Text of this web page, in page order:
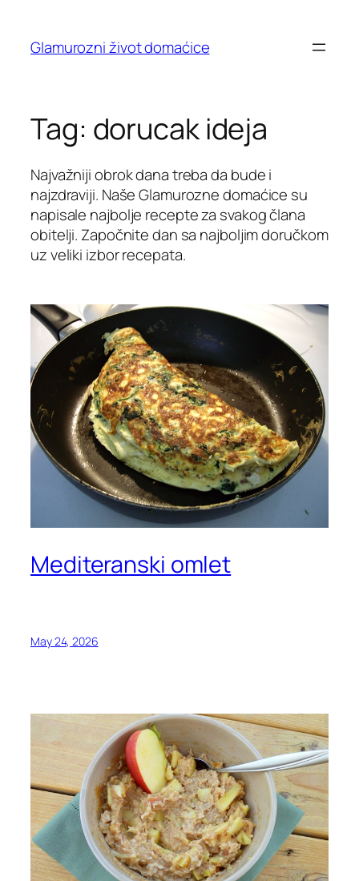
content
Glamurozni život domaćice
Tag: dorucak ideja
Najvažniji obrok dana treba da bude i
najzdraviji. Naše Glamurozne domaćice su
napisale najbolje recepte za svakog člana
obitelji. Započnite dan sa najboljim doručkom
uz veliki izbor recepata.
Mediteranski omlet
May 24, 2026